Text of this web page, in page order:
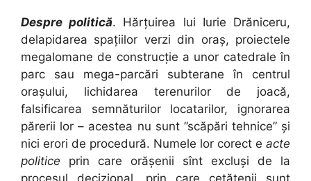
Despre politică. Hărțuirea lui Iurie Drăniceru,
delapidarea spațiilor verzi din oraș, proiectele
megalomane de construcție a unor catedrale în
parc sau mega-parcări subterane în centrul
orașului, lichidarea terenurilor de joacă,
falsificarea semnăturilor locatarilor, ignorarea
părerii lor – acestea nu sunt ”scăpări tehnice” și
nici erori de procedură. Numele lor corect e acte
politice prin care orășenii sînt excluși de la
procesul decizional, prin care cetățenii sunt